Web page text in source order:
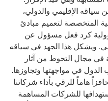
سياقه الإقليمي والدولي،
المتخصصة لتعميم مبادئ
كرد فعل مسؤول عن
ويشكل هذا الجهد في سياقه
في مجال التحوط من آثار
الدول في مواجهتها وتجاوزها.
هاماً للرقي بأداء شركاتنا
للشركات المساهمة